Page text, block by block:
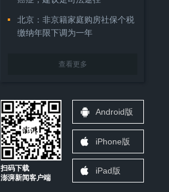
北京：非京籍家庭购房社保个税
缴纳年限下调为一年
查看更多
扫码下载
澎湃新闻客户端
Android版
iPhone版
iPad版